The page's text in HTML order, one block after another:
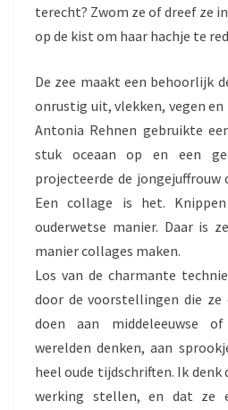
terecht? Zwom ze of dreef ze
op de kist om haar hachje te
De zee maakt een behoorlijk
onrustig uit, vlekken, vegen en
Antonia Rehnen gebruikte
stuk oceaan op en een
projecteerde de jongejuffrouw
Een collage is het.
ouderwetse manier. Daar is
manier collages maken.
Los van de charmante
door de voorstellingen die ze
doen aan middeleeuwse of
werelden denken, aan
heel oude tijdschriften. Ik denk
werking stellen, en dat ze